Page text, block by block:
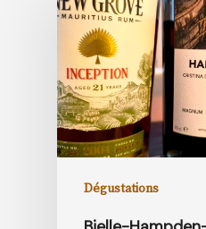
Dégustations